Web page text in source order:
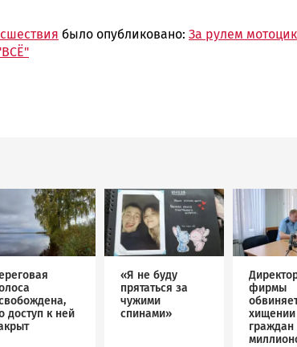
было опубликовано: За рулем
доступ к ней
Image
«Я не буду
прятаться за
чужими
спинами»
фирмы
хищении
граждан